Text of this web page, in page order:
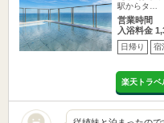
駅からタ…
営業時間
入浴料金
日帰り 宿
楽天トラベ